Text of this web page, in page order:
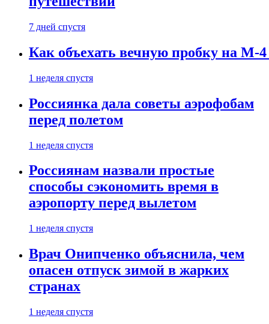
7 дней спустя
Как объехать вечную пробку на М-
1 неделя спустя
Россиянка дала советы аэрофобам
перед полетом
1 неделя спустя
Россиянам назвали простые
способы сэкономить время в
аэропорту перед вылетом
1 неделя спустя
Врач Онипченко объяснила, чем
опасен отпуск зимой в жарких
странах
1 неделя спустя